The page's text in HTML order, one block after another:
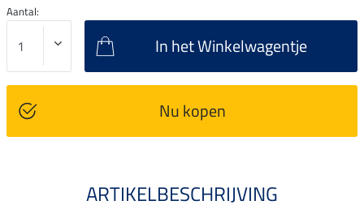
Aantal:
In het Winkelwagentje
Nu kopen
ARTIKELBESCHRIJVING